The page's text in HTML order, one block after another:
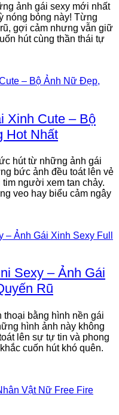
ảnh gái sexy mới nhất
nóng bỏng này! Từng
gợi cảm nhưng vẫn giữ
hút cùng thần thái tự
Xinh Cute – Bộ
Hot Nhất
hút từ những ảnh gái
bức ảnh đều toát lên vẻ
người xem tan chảy.
veo hay biểu cảm ngây
Sexy – Ảnh Gái
Rũ
thoại bằng hình nền gái
hình ảnh này không
lên sự tự tin và phong
cuốn hút khó quên.